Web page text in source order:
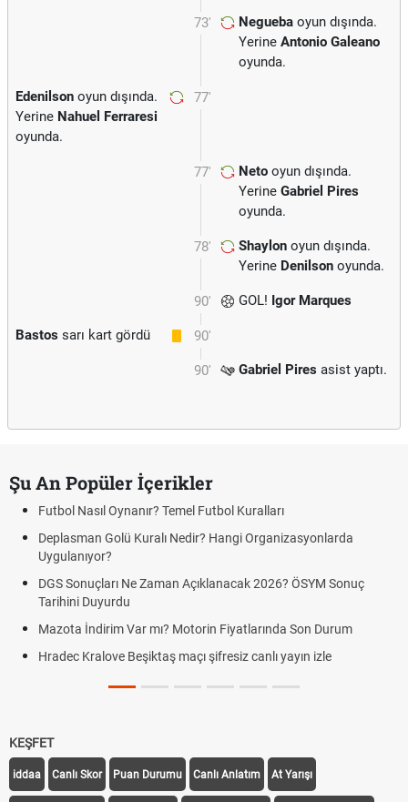
73' Negueba oyun dışında.
Yerine Antonio Galeano
oyunda.
77'
Edenilson oyun dışında.
Yerine Nahuel Ferraresi
oyunda.
77' Neto oyun dışında.
Yerine Gabriel Pires
oyunda.
78' Shaylon oyun dışında.
Yerine Denilson oyunda.
90' GOL! Igor Marques
90'
Bastos sarı kart gördü
90' Gabriel Pires asist yaptı.
Şu An Popüler İçerikler
Futbol Nasıl Oynanır? Temel Futbol Kuralları
Deplasman Golü Kuralı Nedir? Hangi Organizasyonlarda
Uygulanıyor?
DGS Sonuçları Ne Zaman Açıklanacak 2026? ÖSYM Sonuç
Tarihini Duyurdu
Mazota İndirim Var mı? Motorin Fiyatlarında Son Durum
Hradec Kralove Beşiktaş maçı şifresiz canlı yayın izle
KEŞFET
iddaa Canlı Skor Puan Durumu Canlı Anlatım At Yarışı